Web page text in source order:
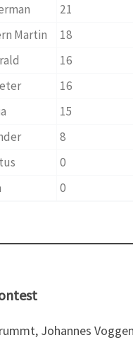
21
Martin 18
16
16
15
8
0
0
Johannes